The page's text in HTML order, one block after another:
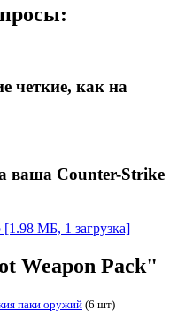
четкие, как на
ваша Counter-Strike
[1.98 МБ, 1 загрузка]
Weapon Pack"
паки оружий(6 шт)